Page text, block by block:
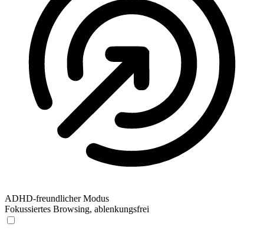
ADHD-freundlicher Modus
Fokussiertes Browsing, ablenkungsfrei